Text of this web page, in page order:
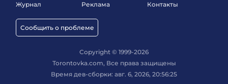
Журнал
Сообщить о проблеме
Реклама
Контакты
Copyright © 1999-2026
Torontovka.com, Все права защищены
Время дев-сборки: авг. 6, 2026, 20:56:25